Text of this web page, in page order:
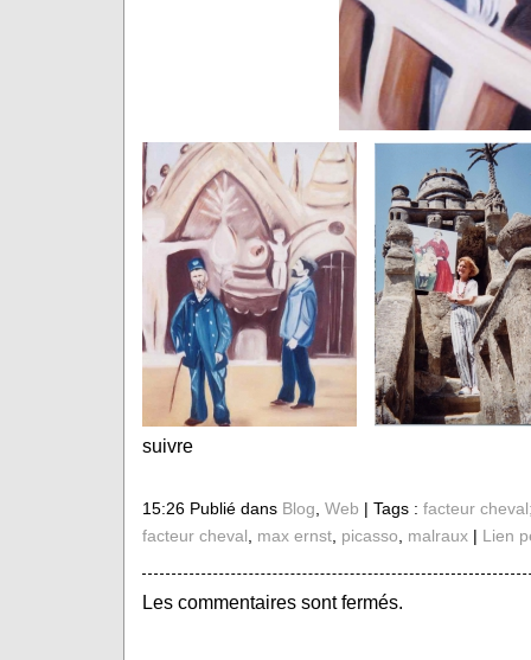
suivre
15:26 Publié dans Blog, Web | Tags : facteur
facteur cheval, max ernst, picasso, malraux| Lien
Les commentaires sont fermés.